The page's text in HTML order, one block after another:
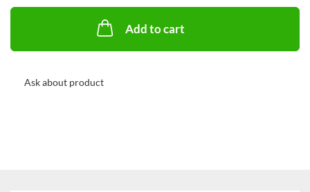
Add to cart
Ask about product